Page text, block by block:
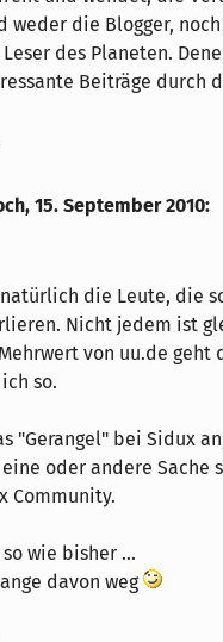
weder die Blogger,
des Planeten.
Beiträge durch
15. September 2010:
die Leute, die
Nicht jedem ist
von uu.de geht
so.
"Gerangel" bei Sidux
oder andere Sache
Community.
wie bisher ...
davon weg